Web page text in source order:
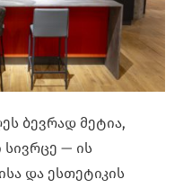
ბევრად მეტია,
— ის
და ესთეტიკის